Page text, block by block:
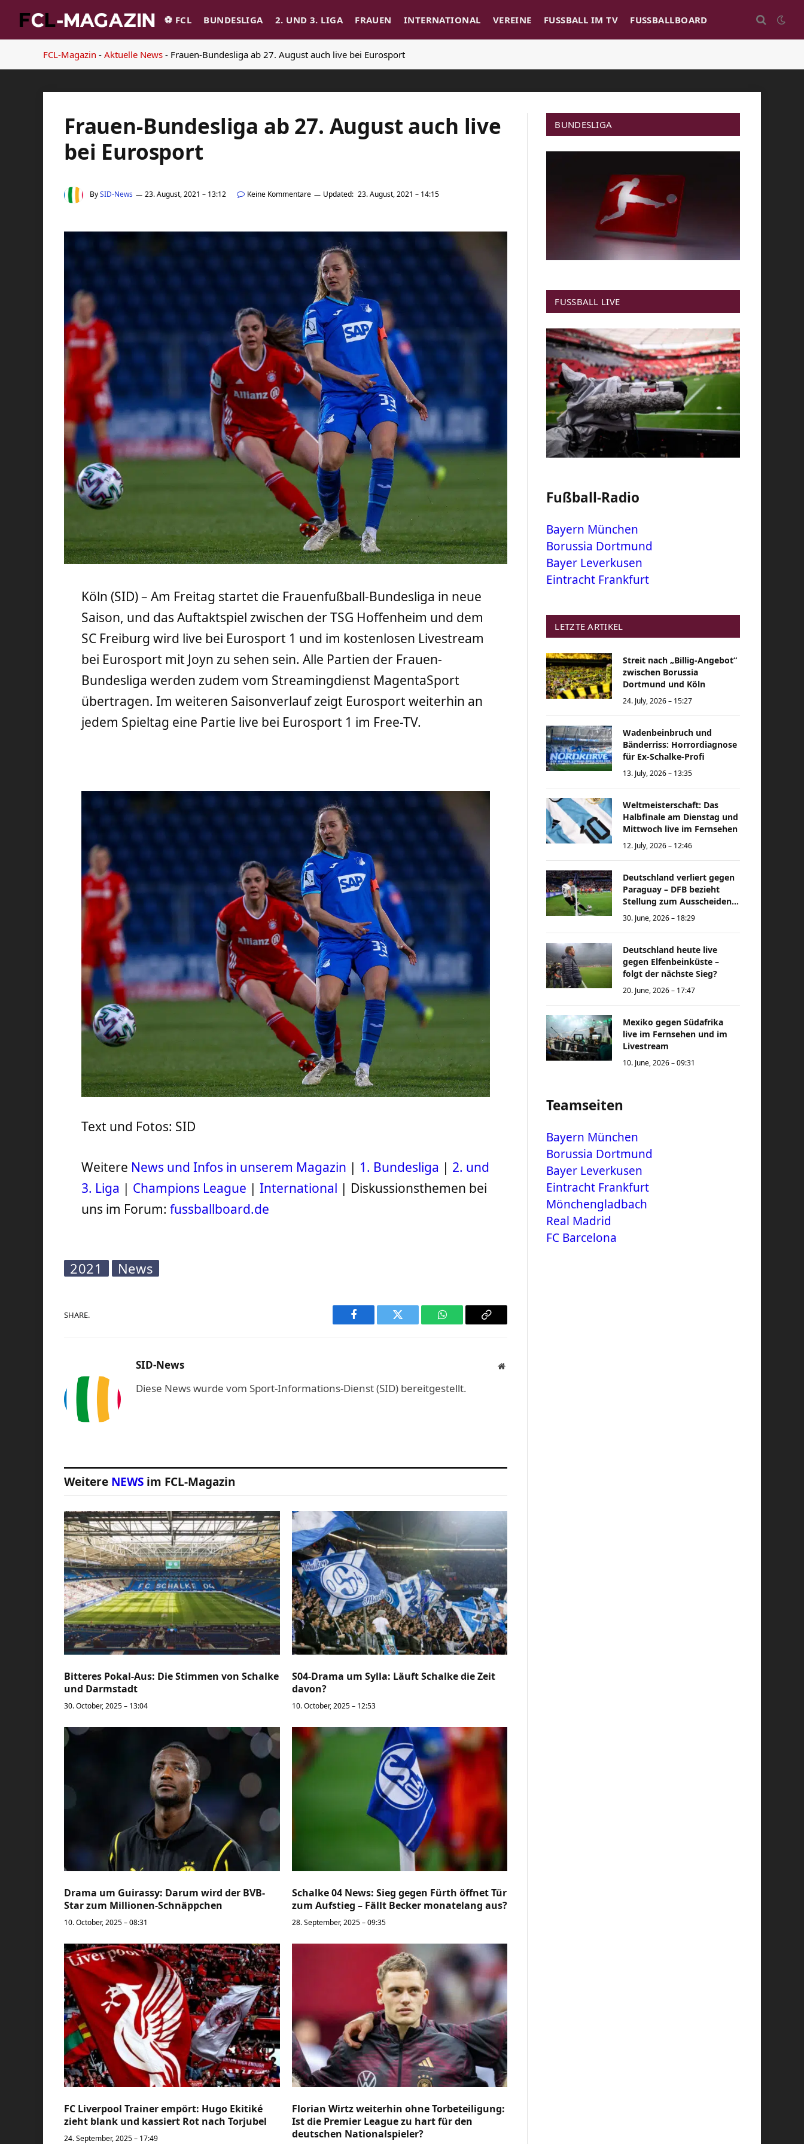
⚽️ FCL BUNDESLIGA 2. UND 3. LIGA FRAUEN INTERNATIONAL VEREINE FUSSBALL IM TV FUSSBALLBOARD
FCL-Magazin - Aktuelle News - Frauen-Bundesliga ab 27. August auch live bei Eurosport
Frauen-Bundesliga ab 27. August auch live
bei Eurosport
BySID-News 23. August, 2021 – 13:12 Keine Kommentare Updated: 23. August, 2021 – 14:15
Köln (SID) – Am Freitag startet die Frauenfußball-Bundesliga in neue
Saison, und das Auftaktspiel zwischen der TSG Hoffenheim und dem
SC Freiburg wird live bei Eurosport 1 und im kostenlosen Livestream
bei Eurosport mit Joyn zu sehen sein. Alle Partien der Frauen-
Bundesliga werden zudem vom Streamingdienst MagentaSport
übertragen. Im weiteren Saisonverlauf zeigt Eurosport weiterhin an
jedem Spieltag eine Partie live bei Eurosport 1 im Free-TV.
Text und Fotos: SID
Weitere News und Infos in unserem Magazin | 1. Bundesliga | 2. und
3. Liga | Champions League |International | Diskussionsthemen bei
uns im Forum:fussballboard.de
2021 News
SHARE.
Facebook Twitter WhatsAppCopy
SID-News Website
Diese News wurde vom Sport-Informations-Dienst (SID) bereitgestellt.
Weitere NEWS im FCL-Magazin
Bitteres Pokal-Aus: Die Stimmen von Schalke
und Darmstadt
30. October, 2025 – 13:04
S04-Drama um Sylla: Läuft Schalke die Zeit
davon?
10. October, 2025 – 12:53
Drama um Guirassy: Darum wird der BVB-
Star zum Millionen-Schnäppchen
10. October, 2025 – 08:31
Schalke 04 News: Sieg gegen Fürth öffnet Tür
zum Aufstieg – Fällt Becker monatelang aus?
28. September, 2025 – 09:35
FC Liverpool Trainer empört: Hugo Ekitiké
zieht blank und kassiert Rot nach Torjubel
24. September, 2025 – 17:49
Florian Wirtz weiterhin ohne Torbeteiligung:
Ist die Premier League zu hart für den
deutschen Nationalspieler?
BUNDESLIGA
FUSSBALL LIVE
Fußball-Radio
Bayern München
Borussia Dortmund
Bayer Leverkusen
Eintracht Frankfurt
LETZTE ARTIKEL
Streit nach „Billig-Angebot“
zwischen Borussia
Dortmund und Köln
24. July, 2026 – 15:27
Wadenbeinbruch und
Bänderriss: Horrordiagnose
für Ex-Schalke-Profi
13. July, 2026 – 13:35
Weltmeisterschaft: Das
Halbfinale am Dienstag und
Mittwoch live im Fernsehen
12. July, 2026 – 12:46
Deutschland verliert gegen
Paraguay – DFB bezieht
Stellung zum Ausscheiden
bei der Weltmeisterschaft
30. June, 2026 – 18:29
Deutschland heute live
gegen Elfenbeinküste –
folgt der nächste Sieg?
20. June, 2026 – 17:47
Mexiko gegen Südafrika
live im Fernsehen und im
Livestream
10. June, 2026 – 09:31
Teamseiten
Bayern München
Borussia Dortmund
Bayer Leverkusen
Eintracht Frankfurt
Mönchengladbach
Real Madrid
FC Barcelona